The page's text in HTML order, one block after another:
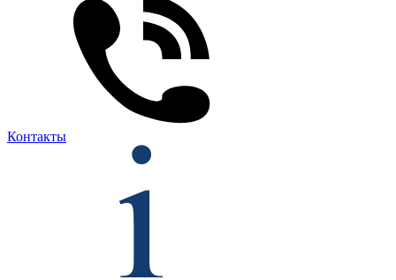
Контакты